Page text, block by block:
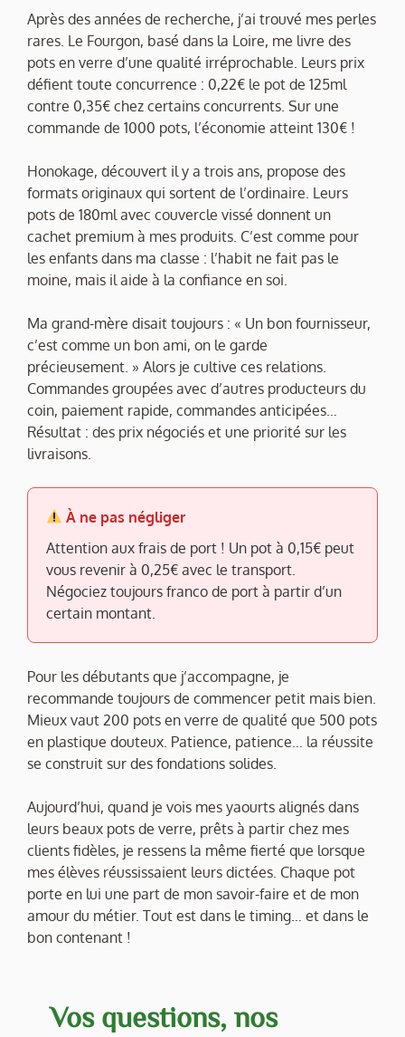
Après des années de recherche, j’ai trouvé mes perles
rares. Le Fourgon, basé dans la Loire, me livre des
pots en verre d’une qualité irréprochable. Leurs prix
défient toute concurrence : 0,22€ le pot de 125ml
contre 0,35€ chez certains concurrents. Sur une
commande de 1000 pots, l’économie atteint 130€ !
Honokage, découvert il y a trois ans, propose des
formats originaux qui sortent de l’ordinaire. Leurs
pots de 180ml avec couvercle vissé donnent un
cachet premium à mes produits. C’est comme pour
les enfants dans ma classe : l’habit ne fait pas le
moine, mais il aide à la confiance en soi.
Ma grand-mère disait toujours : « Un bon fournisseur,
c’est comme un bon ami, on le garde
précieusement. » Alors je cultive ces relations.
Commandes groupées avec d’autres producteurs du
coin, paiement rapide, commandes anticipées…
Résultat : des prix négociés et une priorité sur les
livraisons.
À ne pas négliger
Attention aux frais de port ! Un pot à 0,15€ peut
vous revenir à 0,25€ avec le transport.
Négociez toujours franco de port à partir d’un
certain montant.
Pour les débutants que j’accompagne, je
recommande toujours de commencer petit mais bien.
Mieux vaut 200 pots en verre de qualité que 500 pots
en plastique douteux. Patience, patience… la réussite
se construit sur des fondations solides.
Aujourd’hui, quand je vois mes yaourts alignés dans
leurs beaux pots de verre, prêts à partir chez mes
clients fidèles, je ressens la même fierté que lorsque
mes élèves réussissaient leurs dictées. Chaque pot
porte en lui une part de mon savoir-faire et de mon
amour du métier. Tout est dans le timing… et dans le
bon contenant !
Vos questions, nos